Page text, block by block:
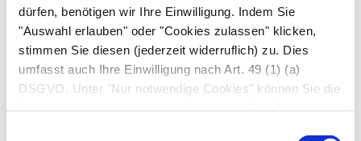
dürfen, benötigen wir Ihre Einwilligung. Indem Sie
"Auswahl erlauben" oder "Cookies zulassen" klicken,
stimmen Sie diesen (jederzeit widerruflich) zu. Dies
umfasst auch Ihre Einwilligung nach Art. 49 (1) (a)
DSGVO. Unter "Nur notwendige Cookies" können Sie die
Gründen zweckmäßig (Schadenersatz). Gehen
Sie deshalb sofort zum Arzt. Oft müssen in
solchen FällenAntibiotikaeingenommen
werden.
Bisse durch tollwutgefährdete Tiere.Bei
Füchsen, aber auch verwilderten Hunden, ist